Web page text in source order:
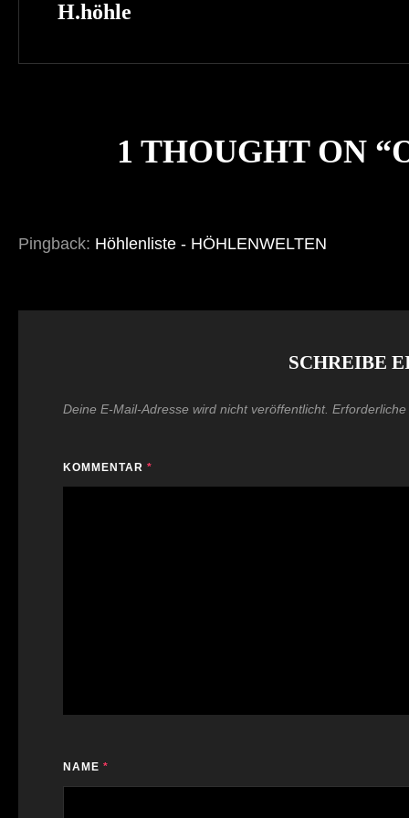
Post
H.höhle
1 THOUGHT ON “
Pingback: Höhlenliste - HÖHLENWELTEN
SCHREIBE
Deine E-Mail-Adresse wird nicht veröffentlicht.
KOMMENTAR *
NAME *